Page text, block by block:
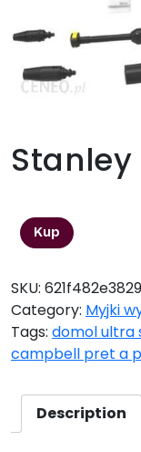
Stanley
Kup
SKU: 621f482e3829
Category: Myjki
Tags: domol ultra
campbell pret a
Description